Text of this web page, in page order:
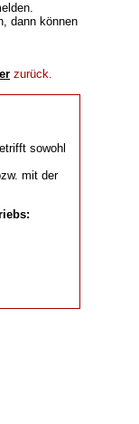
dann können
zurück.
sowohl
mit der